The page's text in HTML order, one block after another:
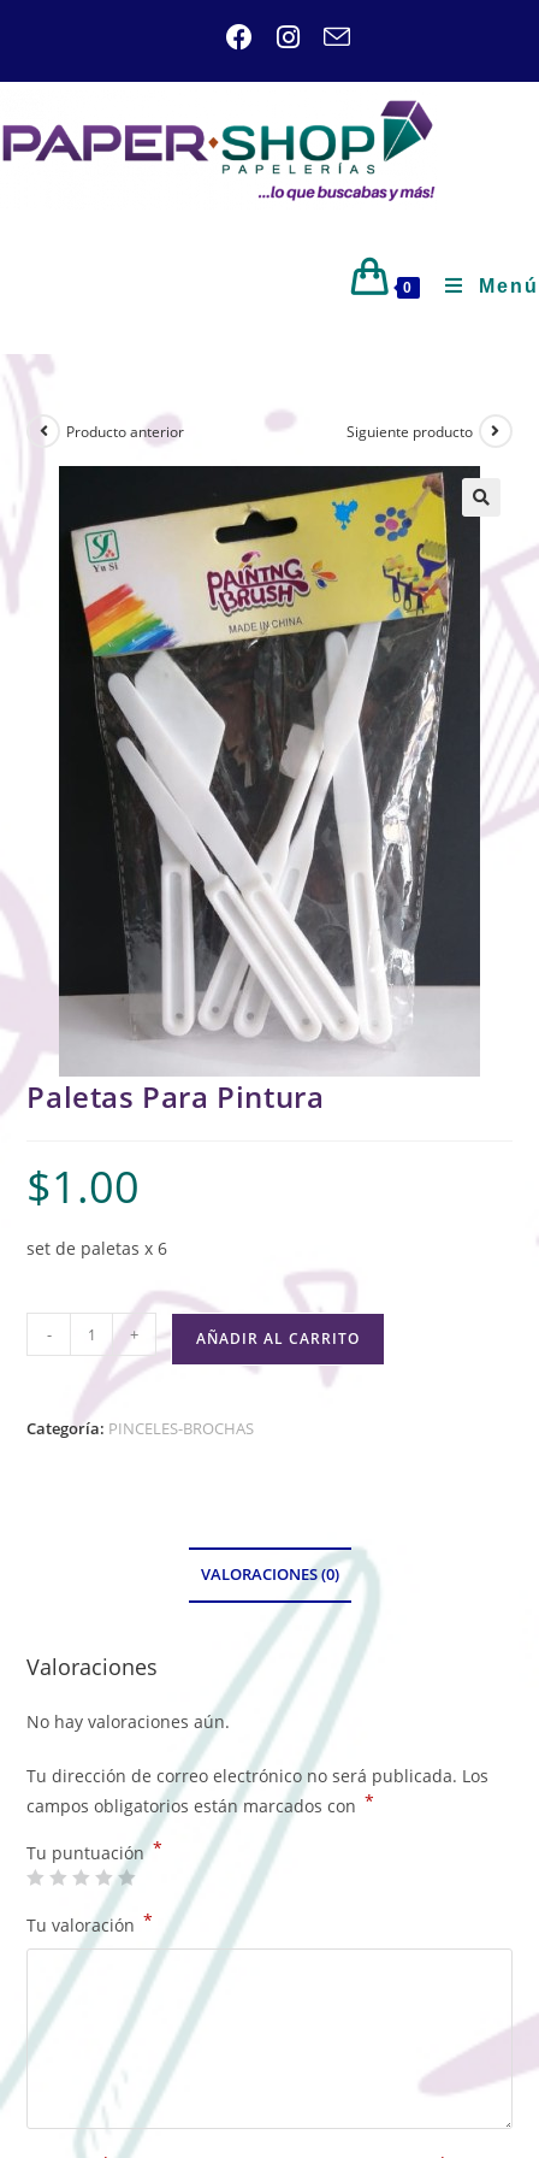
0 Menú
Producto anterior Siguiente producto
Paletas Para Pintura
$1.00
set de paletas x 6
- + AÑADIR AL CARRITO
Categoría: PINCELES-BROCHAS
VALORACIONES (0)
Valoraciones
No hay valoraciones aún.
Tu dirección de correo electrónico no será publicada. Los
campos obligatorios están marcados con *
Tu puntuación*
Tu valoración *